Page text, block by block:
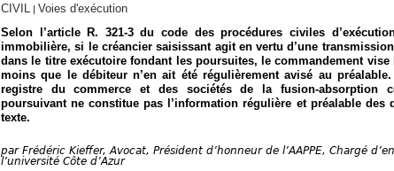
CIVIL Voies d'exécution
Selon l’article R. 321-3 du code des procédures civiles
immobilière, si le créancier saisissant agit en vertu d’une
dans le titre exécutoire fondant les poursuites, le commandement vise
moins que le débiteur n’en ait été régulièrement avisé au
registre du commerce et des sociétés de la fusion-absorption
poursuivant ne constitue pas l’information régulière et préalable des
texte.
par Frédéric Kieffer, Avocat, Président d’honneur de l’AAPPE, Chargé
l’université Côte d’Azur